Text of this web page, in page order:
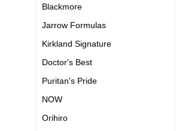
Blackmore
Jarrow Formulas
Kirkland Signature
Doctor's Best
Puritan's Pride
NOW
Orihiro